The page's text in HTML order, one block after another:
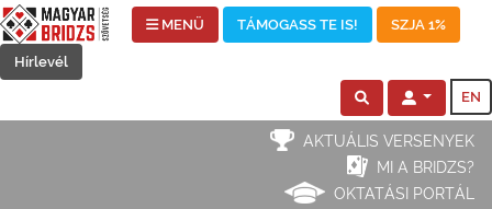
MENÜ TÁMOGASS TE IS! SZJA 1%
Hírlevél
EN
AKTUÁLIS VERSENYEK
MI A BRIDZS?
OKTATÁSI PORTÁL